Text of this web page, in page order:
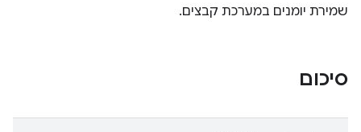
שמירת יומנים במערכת קבצים.
סיכום